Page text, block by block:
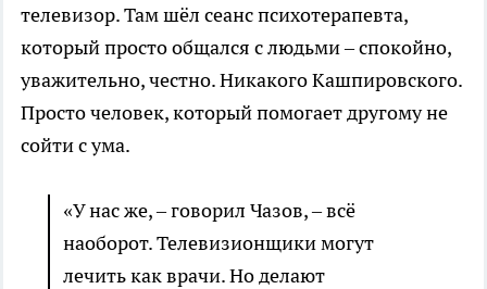
телевизор. Там шёл сеанс психотерапевта,
который просто общался с людьми – спокойно,
уважительно, честно. Никакого Кашпировского.
Просто человек, который помогает другому не
сойти с ума.
«У нас же, – говорил Чазов, – всё
наоборот. Телевизионщики могут
лечить как врачи. Но делают